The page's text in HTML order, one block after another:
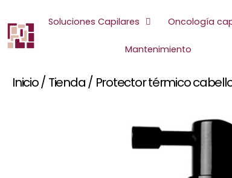
al
contenido
Soluciones Capilares Oncología
Mantenimiento
Inicio/ Tienda/ Protector térmico